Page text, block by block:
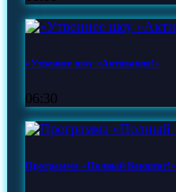
«Утреннее шоу «Активация!»
06:30
Программа «Полный Бакштаг!»